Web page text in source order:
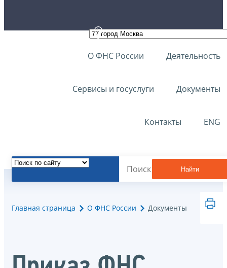
О ФНС России Деятельность
Сервисы и госуслуги Документы
Контакты ENG
Найти
Главная страница О ФНС России Документы